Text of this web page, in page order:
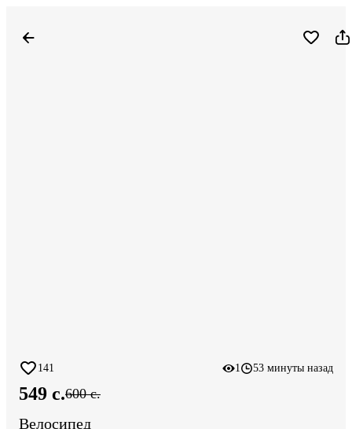
141 1 53 минуты назад
549 c.600 c.
Велосипед